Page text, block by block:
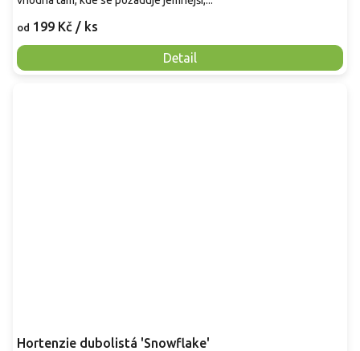
od 199 Kč / ks
Detail
Hortenzie dubolistá 'Snowflake'